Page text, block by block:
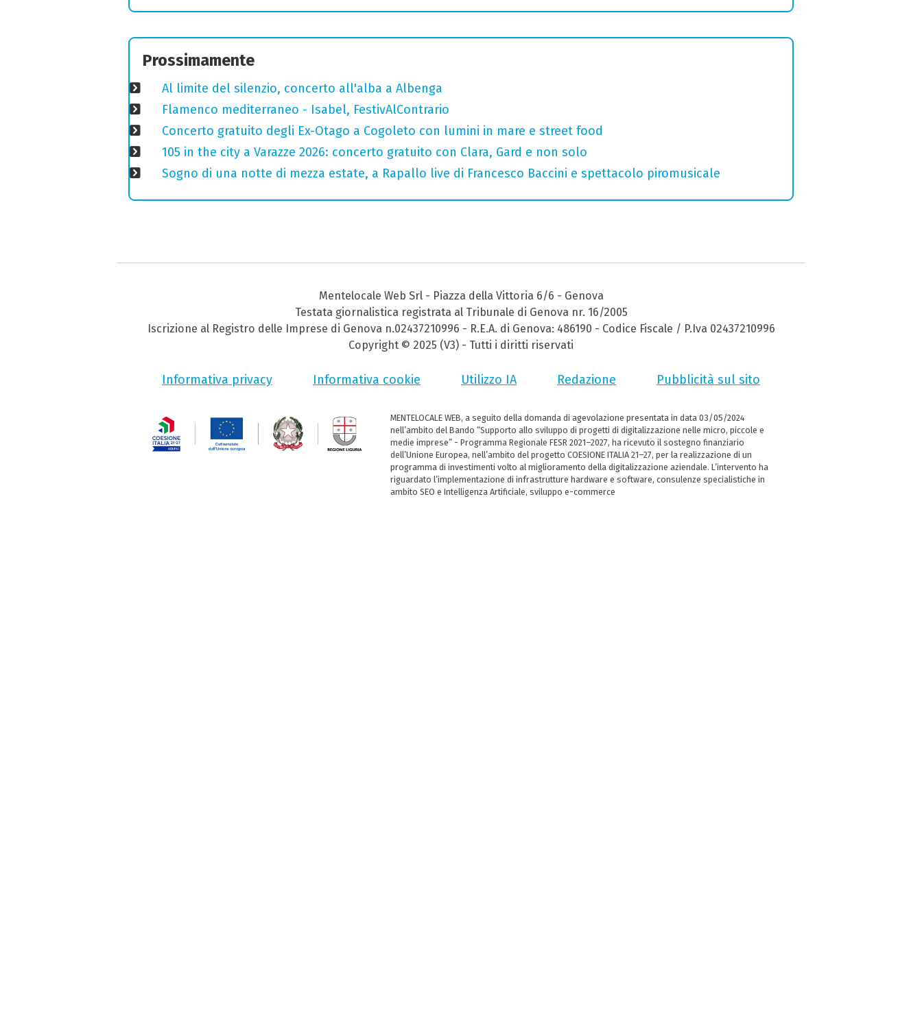
Prossimamente
Al limite del silenzio, concerto all'alba a Albenga
Flamenco mediterraneo - Isabel, FestivAlContrario
Concerto gratuito degli Ex-Otago a Cogoleto con lumini in mare e street food
105 in the city a Varazze 2026: concerto gratuito con Clara, Gard e non solo
Sogno di una notte di mezza estate, a Rapallo live di Francesco Baccini e spettacolo piromusicale
Mentelocale Web Srl - Piazza della Vittoria 6/6 - Genova
Testata giornalistica registrata al Tribunale di Genova nr. 16/2005
Iscrizione al Registro delle Imprese di Genova n.02437210996 - R.E.A. di Genova: 486190 - Codice Fiscale / P.Iva 02437210996
Copyright © 2025 (V3) - Tutti i diritti riservati
Informativa privacy Informativa cookie Utilizzo IA Redazione Pubblicità sul sito
MENTELOCALE WEB, a seguito della domanda di agevolazione presentata in data 03/05/2024
nell’ambito del Bando “Supporto allo sviluppo di progetti di digitalizzazione nelle micro, piccole e
medie imprese” - Programma Regionale FESR 2021–2027, ha ricevuto il sostegno finanziario
dell’Unione Europea, nell’ambito del progetto COESIONE ITALIA 21–27, per la realizzazione di un
programma di investimenti volto al miglioramento della digitalizzazione aziendale. L’intervento ha
riguardato l’implementazione di infrastrutture hardware e software, consulenze specialistiche in
ambito SEO e Intelligenza Artificiale, sviluppo e-commerce